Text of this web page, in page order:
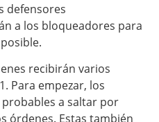
defensores
a los bloqueadores para
recibirán varios
Para empezar, los
a saltar por
órdenes. Estas también